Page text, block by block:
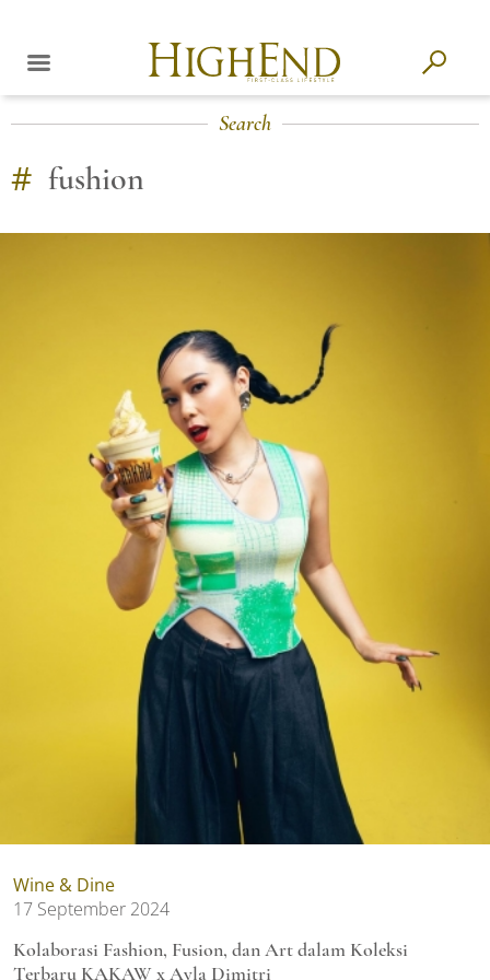
Search
# fushion
Wine & Dine
17 September 2024
Kolaborasi Fashion, Fusion, dan Art dalam Koleksi
Terbaru KAKAW x Ayla Dimitri